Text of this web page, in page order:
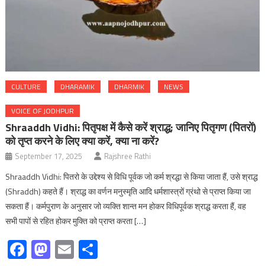
CULTURE DHARAMIK DHARMIK NEWS
VOICE OF JODHPUR
Shraaddh Vidhi: पितृपक्ष में कैसे करें श्राद्ध; जानिए पितृगण (पितरों)
को तृप्त करने के लिए क्या करें, क्या ना करें?
September 17, 2025 Rajshree Rathi
Shraaddh Vidhi: पितरो के उद्देश्य से विधि पूर्वक जो कर्म श्रद्धा से किया जाता हैं, उसे श्राद्ध
(Shraddh) कहते हैं। श्राद्ध का वर्णन मनुस्मृति आदि धर्मशास्त्रों ग्रंथो से प्राप्त किया जा
सकता हैं। कर्मपुराण के अनुसार जो व्यक्ति शान्त मन होकर विधिपूर्वक श्राद्ध करता हैं, वह
सभी पापों से रहित होकर मुक्ति को प्राप्त करता […]
Facebook
Mastodon
Email